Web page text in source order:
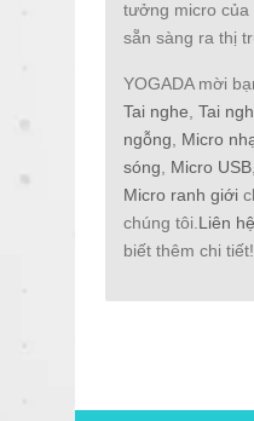
tưởng micro của
sẵn sàng ra thị
YOGADA mời
Tai nghe, Tai
ngỗng, Micro
sóng, Micro USB,
Micro ranh giới
chúng tôi. Liên
biết thêm chi tiết!